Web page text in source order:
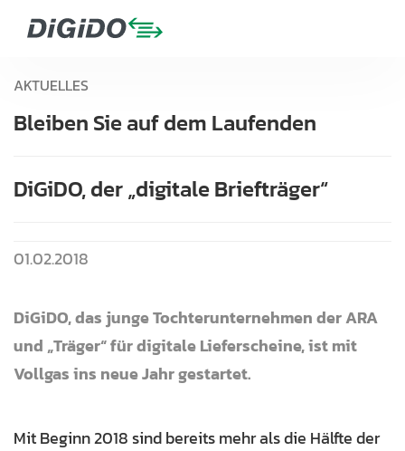
AKTUELLES
Bleiben Sie auf dem Laufenden
DiGiDO, der „digitale Briefträger“
01.02.2018
DiGiDO, das junge Tochterunternehmen der ARA
und „Träger“ für digitale Lieferscheine, ist mit
Vollgas ins neue Jahr gestartet.
Mit Beginn 2018 sind bereits mehr als die Hälfte der